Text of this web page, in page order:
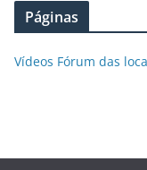
Páginas
Vídeos Fórum das